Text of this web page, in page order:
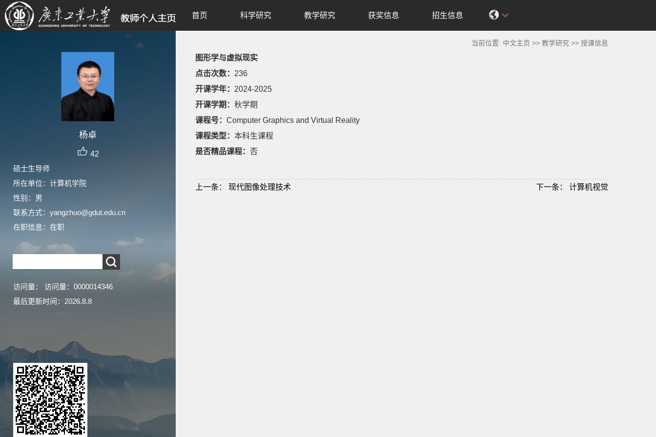
杨卓
42
硕士生导师
所在单位：计算机学院
性别：男
联系方式：yangzhuo@gdut.edu.cn
在职信息：在职
访问量： 访问量： 0000014346
最后更新时间： 2026.8.8
首页 科学研究 教学研究 获奖信息 招生信息
当前位置: 中文主页 >>教学研究 >>授课信息
图形学与虚拟现实
点击次数： 236
开课学年： 2024-2025
开课学期： 秋学期
课程号： Computer Graphics and Virtual Reality
课程类型： 本科生课程
是否精品课程： 否
上一条： 现代图像处理技术 下一条： 计算机视觉